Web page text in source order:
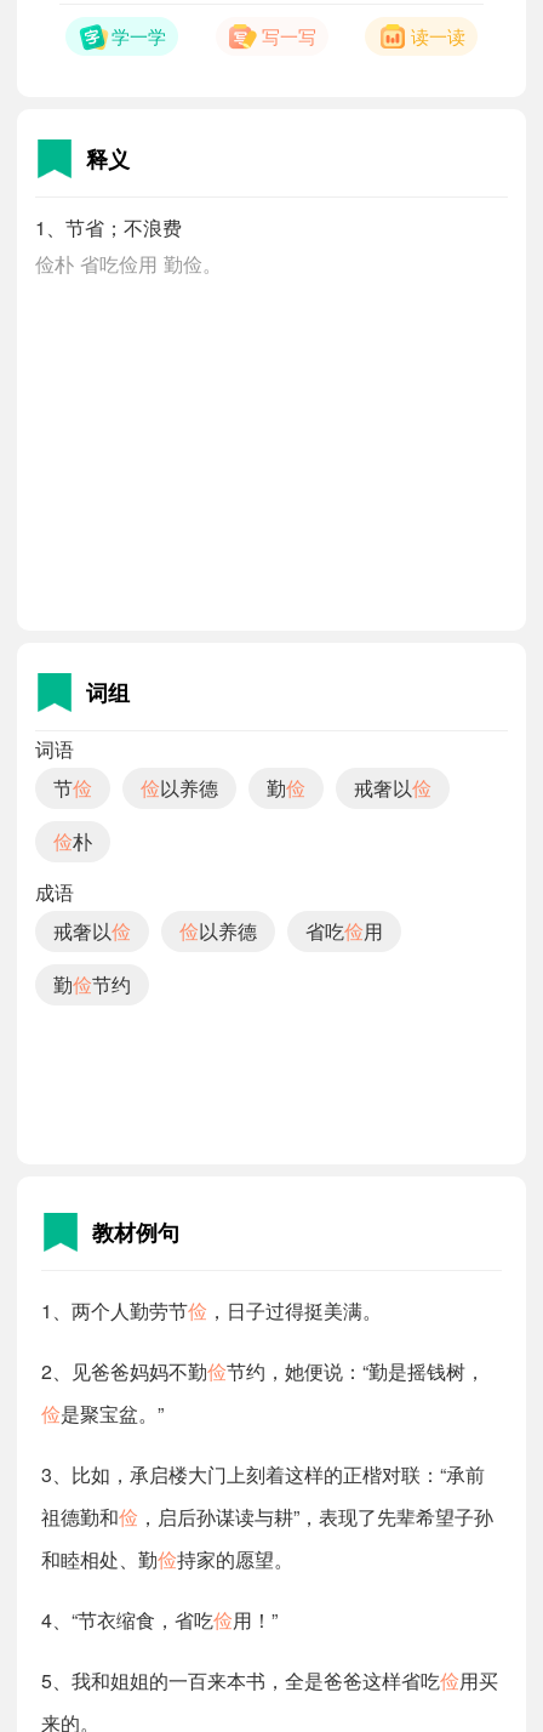
学一学 写一写 读一读
释义
1、节省；不浪费
俭朴 省吃俭用 勤俭。
词组
词语
节俭 俭以养德 勤俭 戒奢以俭
俭朴
成语
戒奢以俭 俭以养德 省吃俭用
勤俭节约
教材例句
1、两个人勤劳节俭 ，日子过得挺美满。
2、见爸爸妈妈不勤俭节约，她便说：“勤是摇钱树，
俭是聚宝盆。”
3、比如，承启楼大门上刻着这样的正楷对联：“承前
祖德勤和俭 ，启后孙谋读与耕”，表现了先辈希望子孙
和睦相处、勤俭持家的愿望。
4、“节衣缩食，省吃俭用！”
5、我和姐姐的一百来本书，全是爸爸这样省吃俭用买
来的。